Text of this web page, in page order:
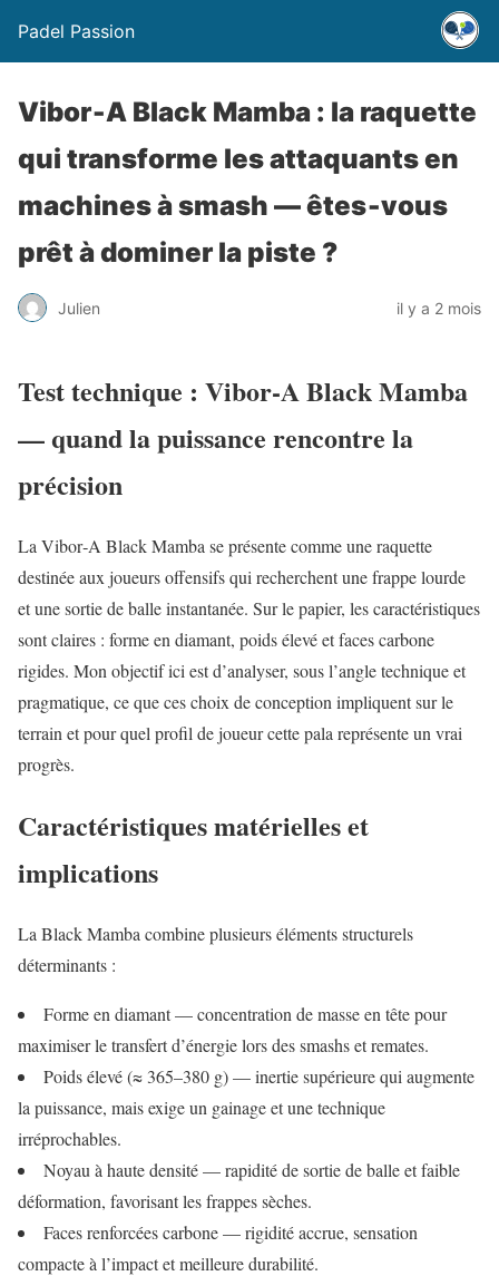
Padel Passion
Vibor‑A Black Mamba : la raquette
qui transforme les attaquants en
machines à smash — êtes‑vous
prêt à dominer la piste ?
Julien il y a 2 mois
Test technique : Vibor‑A Black Mamba
— quand la puissance rencontre la
précision
La Vibor‑A Black Mamba se présente comme une raquette
destinée aux joueurs offensifs qui recherchent une frappe lourde
et une sortie de balle instantanée. Sur le papier, les caractéristiques
sont claires : forme en diamant, poids élevé et faces carbone
rigides. Mon objectif ici est d’analyser, sous l’angle technique et
pragmatique, ce que ces choix de conception impliquent sur le
terrain et pour quel profil de joueur cette pala représente un vrai
progrès.
Caractéristiques matérielles et
implications
La Black Mamba combine plusieurs éléments structurels
déterminants :
Forme en diamant — concentration de masse en tête pour
maximiser le transfert d’énergie lors des smashs et remates.
Poids élevé (≈ 365–380 g) — inertie supérieure qui augmente
la puissance, mais exige un gainage et une technique
irréprochables.
Noyau à haute densité — rapidité de sortie de balle et faible
déformation, favorisant les frappes sèches.
Faces renforcées carbone — rigidité accrue, sensation
compacte à l’impact et meilleure durabilité.